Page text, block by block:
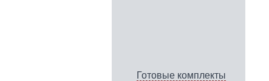
Готовые комплекты